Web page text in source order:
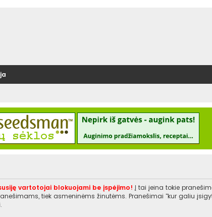
vartotojai blokuojami be įspėjimo! Į tai įeina tokie
tiek asmeninėms žinutėms. Pranešimai "kur galiu